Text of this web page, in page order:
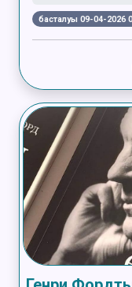
басталуы 09-04-2026